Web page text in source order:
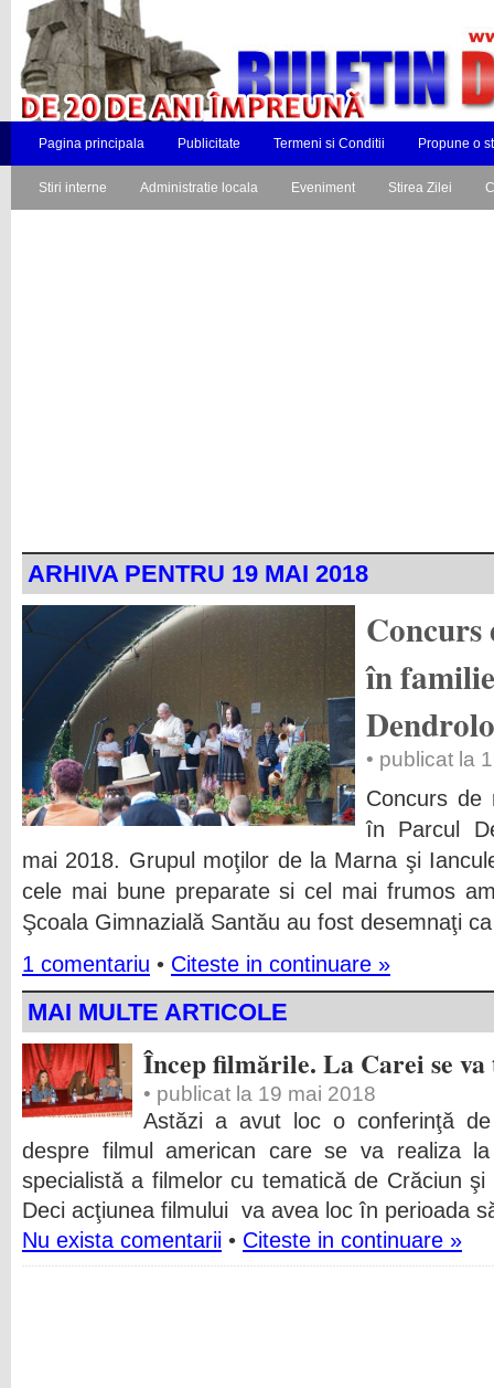
Pagina principala Publicitate Termeni si Conditii Propune o
Stiri interne Administratie locala Eveniment Stirea Zilei
ARHIVA PENTRU 19 MAI 2018
în
• publicat la
Concurs
în Parcul
mai 2018. Grupul moţilor de la Marna şi
cele mai bune preparate si cel mai frumos
Şcoala Gimnazială Santău au fost desemnaţi
1 comentariu • Citeste in continuare »
MAI MULTE ARTICOLE
Încep filmările. La Carei se
• publicat la 19 mai 2018
Astăzi a avut loc o conferinţă
despre filmul american care se va realiza
specialistă a filmelor cu tematică de Crăciun
Deci acţiunea filmului va avea loc în perioada
Nu exista comentarii • Citeste in continuare »